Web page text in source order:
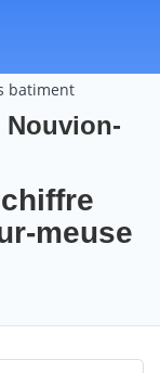
batiment
Nouvion-
meuse